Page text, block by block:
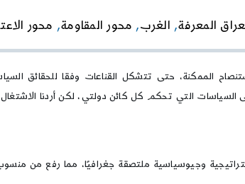
العراق
وتبعاته
كقطيعة
في
منطقة
الشرق
المعرفة, الغرب, محور المقاومة, محور
الممكنة، حتى تتشكل القناعات وفقا للحقائق
السياسات التي تحكم كل كائن دولتي، لكن أردنا
وجيوسياسية ملتصقة جغرافيًا، مما رفع من